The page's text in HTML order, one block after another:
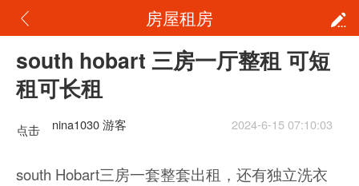
房屋租房
south hobart 三房一厅整租 可短
租可长租
点击
nina1030 游客 2024-6-15 07:10:03
south Hobart三房一套整套出租，还有独立洗衣